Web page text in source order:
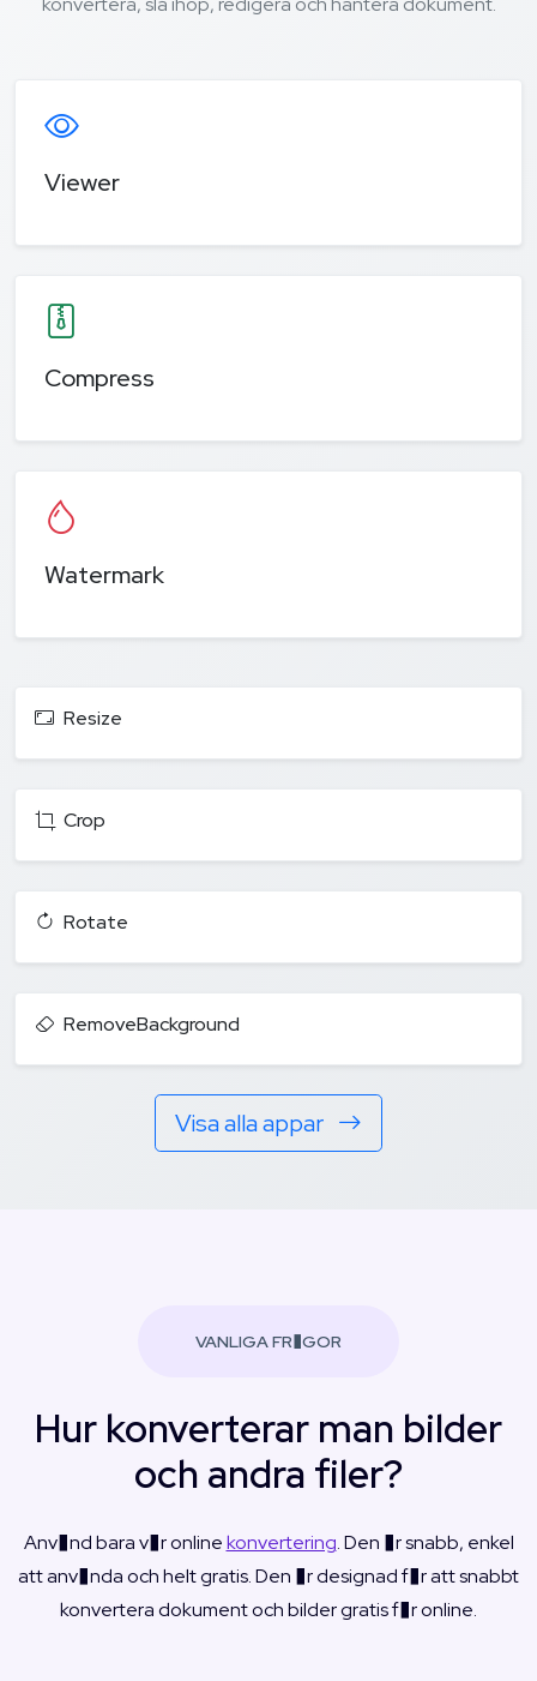
Viewer
Compress
Watermark
Resize
Crop
Rotate
RemoveBackground
Visa alla appar
VANLIGA FR�GOR
Hur konverterar man bilder
och andra filer?
Anv�nd bara v�r onlinekonvertering. Den �r snabb, enkel
att anv�nda och helt gratis. Den �r designad f�r att snabbt
konvertera dokument och bilder gratis f�r online.